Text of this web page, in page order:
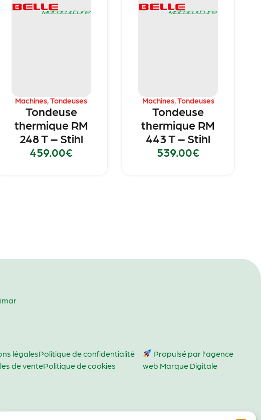
Machines ,Tondeuses
Tondeuse
thermique RM
248 T – Stihl
459.00€
Machines, Tondeuses
Tondeuse
thermique RM
443 T – Stihl
539.00€
légalesPolitique de confidentialité
de ventePolitique de cookies
Propulsé par l'agence
web Marque Digitale